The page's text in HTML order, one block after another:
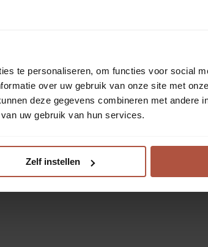
te personaliseren, om functies voor social
over uw gebruik van onze site met
deze gegevens combineren met andere
uw gebruik van hun services.
Zelf instellen